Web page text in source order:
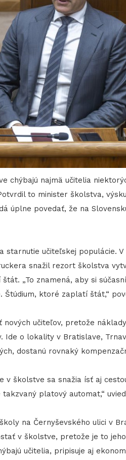
chýbajú najmä učitelia
to minister školstva,
úplne povedať, že na
učiteľskej populácie. V
snažil rezort školstva
„To znamená, aby si
ktoré zaplatí štát,“
učiteľov, pretože
Ide o lokality v Bratislave,
dostanú rovnaký
v školstve sa snažia ísť aj
platový automat,“
na Černyševského ulici v
v školstve, pretože je to
učitelia, pripisuje aj